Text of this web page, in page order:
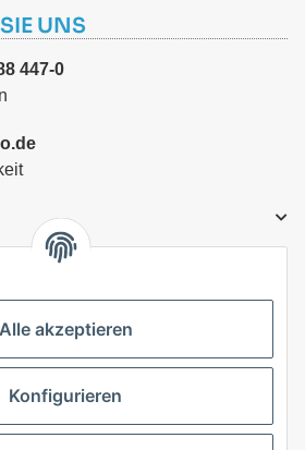
UNS
447-0
Alle akzeptieren
Konfigurieren